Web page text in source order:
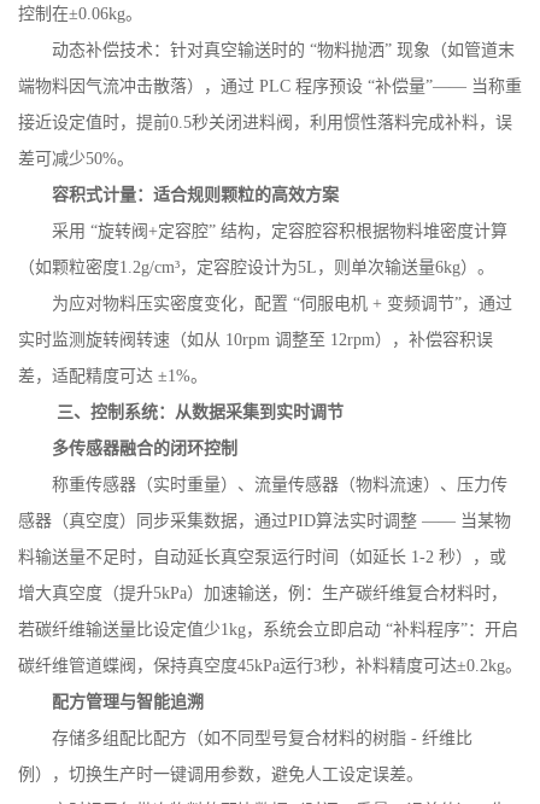
控制在±0.06kg。
动态补偿技术：针对真空输送时的 “物料抛洒” 现象（如管道末
端物料因气流冲击散落），通过 PLC 程序预设 “补偿量”—— 当称重
接近设定值时，提前0.5秒关闭进料阀，利用惯性落料完成补料，误
差可减少50%。
容积式计量：适合规则颗粒的高效方案
采用 “旋转阀 +定容腔” 结构，定容腔容积根据物料堆密度计算
（如颗粒密度1.2g/cm³，定容腔设计为5L ，则单次输送量6kg）。
为应对物料压实密度变化，配置 “伺服电机 + 变频调节”，通过
实时监测旋转阀转速（如从 10rpm 调整至 12rpm），补偿容积误
差，适配精度可达 ±1%。
三、控制系统：从数据采集到实时调节
多传感器融合的闭环控制
称重传感器（实时重量）、流量传感器（物料流速）、压力传
感器（真空度）同步采集数据，通过PID算法实时调整 —— 当某物
料输送量不足时，自动延长真空泵运行时间（如延长 1-2 秒），或
增大真空度（提升5kPa）加速输送，例：生产碳纤维复合材料时，
若碳纤维输送量比设定值少1kg，系统会立即启动 “补料程序”：开启
碳纤维管道蝶阀，保持真空度45kPa运行3秒，补料精度可达±0.2kg。
配方管理与智能追溯
存储多组配比配方（如不同型号复合材料的树脂 - 纤维比
例），切换生产时一键调用参数，避免人工设定误差。